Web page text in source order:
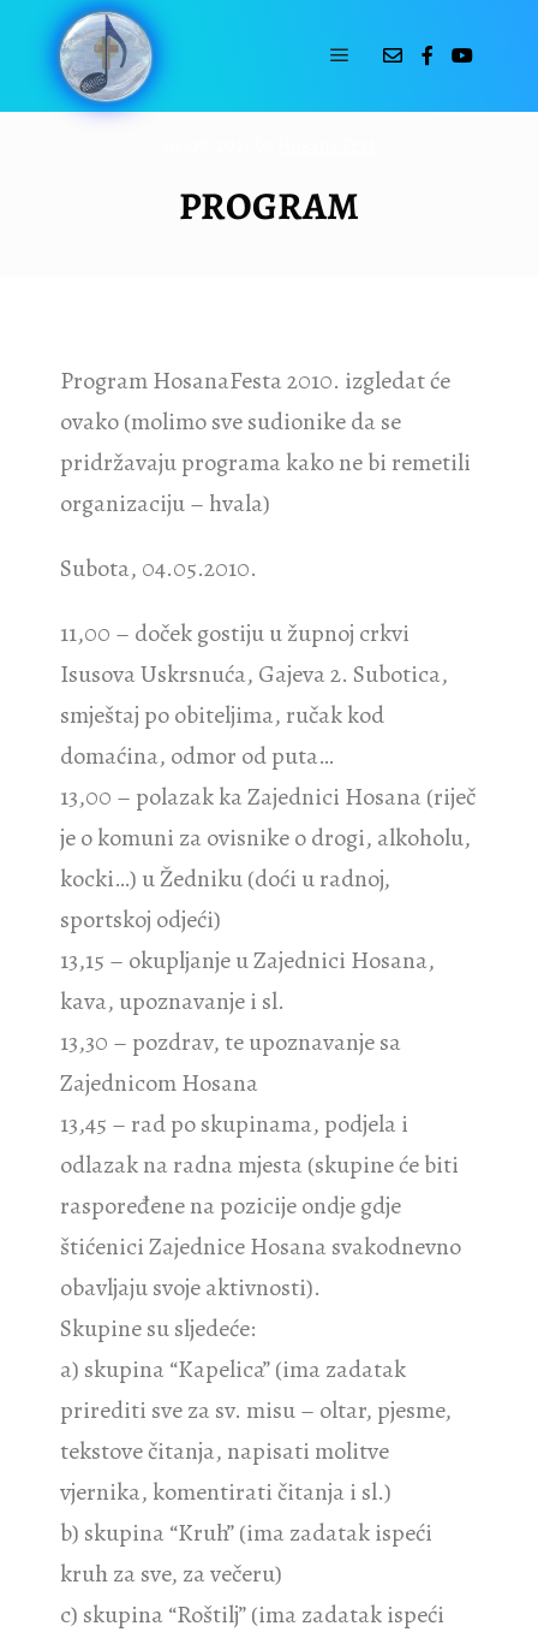
PROGRAM
Program HosanaFesta 2010. izgledat će
ovako (molimo sve sudionike da se
pridržavaju programa kako ne bi remetili
organizaciju – hvala)
Subota, 04.05.2010.
11,00 – doček gostiju u župnoj crkvi
Isusova Uskrsnuća, Gajeva 2. Subotica,
smještaj po obiteljima, ručak kod
domaćina, odmor od puta…
13,00 – polazak ka Zajednici Hosana (riječ
je o komuni za ovisnike o drogi, alkoholu,
kocki…) u Žedniku (doći u radnoj,
sportskoj odjeći)
13,15 – okupljanje u Zajednici Hosana,
kava, upoznavanje i sl.
13,30 – pozdrav, te upoznavanje sa
Zajednicom Hosana
13,45 – rad po skupinama, podjela i
odlazak na radna mjesta (skupine će biti
raspoređene na pozicije ondje gdje
štićenici Zajednice Hosana svakodnevno
obavljaju svoje aktivnosti).
Skupine su sljedeće:
a) skupina “Kapelica” (ima zadatak
prirediti sve za sv. misu – oltar, pjesme,
tekstove čitanja, napisati molitve
vjernika, komentirati čitanja i sl.)
b) skupina “Kruh” (ima zadatak ispeći
kruh za sve, za večeru)
c) skupina “Roštilj” (ima zadatak ispeći